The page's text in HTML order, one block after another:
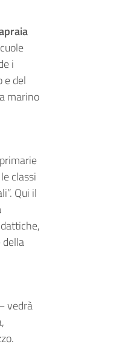
i
e del
marino
classi
Qui il
vedrà